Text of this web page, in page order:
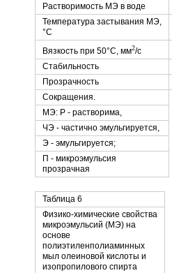
Растворимость МЭ в воде
Температура застывания МЭ,
°С
Вязкость при 50°С, мм2/с
Стабильность
Прозрачность
Сокращения.
МЭ: Р - растворима,
ЧЭ - частично эмульгируется,
Э - эмульгируется;
П - микроэмульсия
прозрачная
Таблица 6
Физико-химические свойства
микроэмульсий (МЭ) на
основе
полиэтиленполиаминных
мыл олеиновой кислоты и
изопропилового спирта